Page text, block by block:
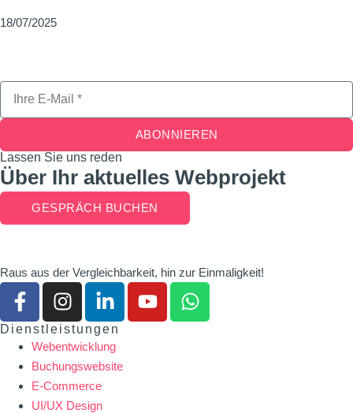
18/07/2025
ABONNIEREN
Lassen Sie uns reden
Über Ihr aktuelles Webprojekt
GESPRÄCH BUCHEN
Raus aus der Vergleichbarkeit, hin zur Einmaligkeit!
Dienstleistungen
Webentwicklung
Buchungswebsite
E-Commerce
UI/UX Design